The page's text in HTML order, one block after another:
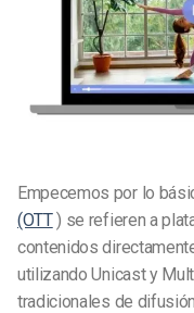
Empecemos por lo
(OTT) se refieren a
contenidos
utilizando Unicast y
tradicionales de